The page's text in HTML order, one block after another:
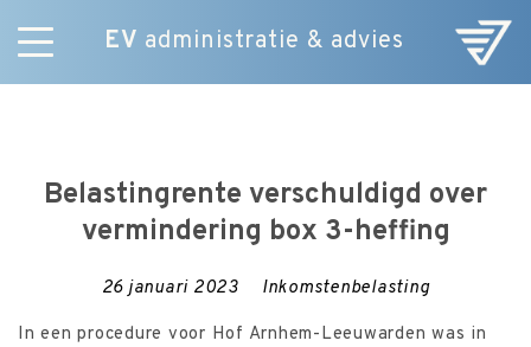
EV administratie & advies
Skip
Nieuws
Vacatures
Belastingrente verschuldigd over
vermindering box 3-heffing
26 januari 2023 Inkomstenbelasting
In een procedure voor Hof Arnhem-Leeuwarden was in